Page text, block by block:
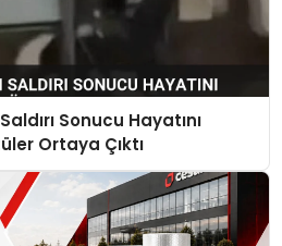
Sonucu Hayatını
Ortaya Çıktı